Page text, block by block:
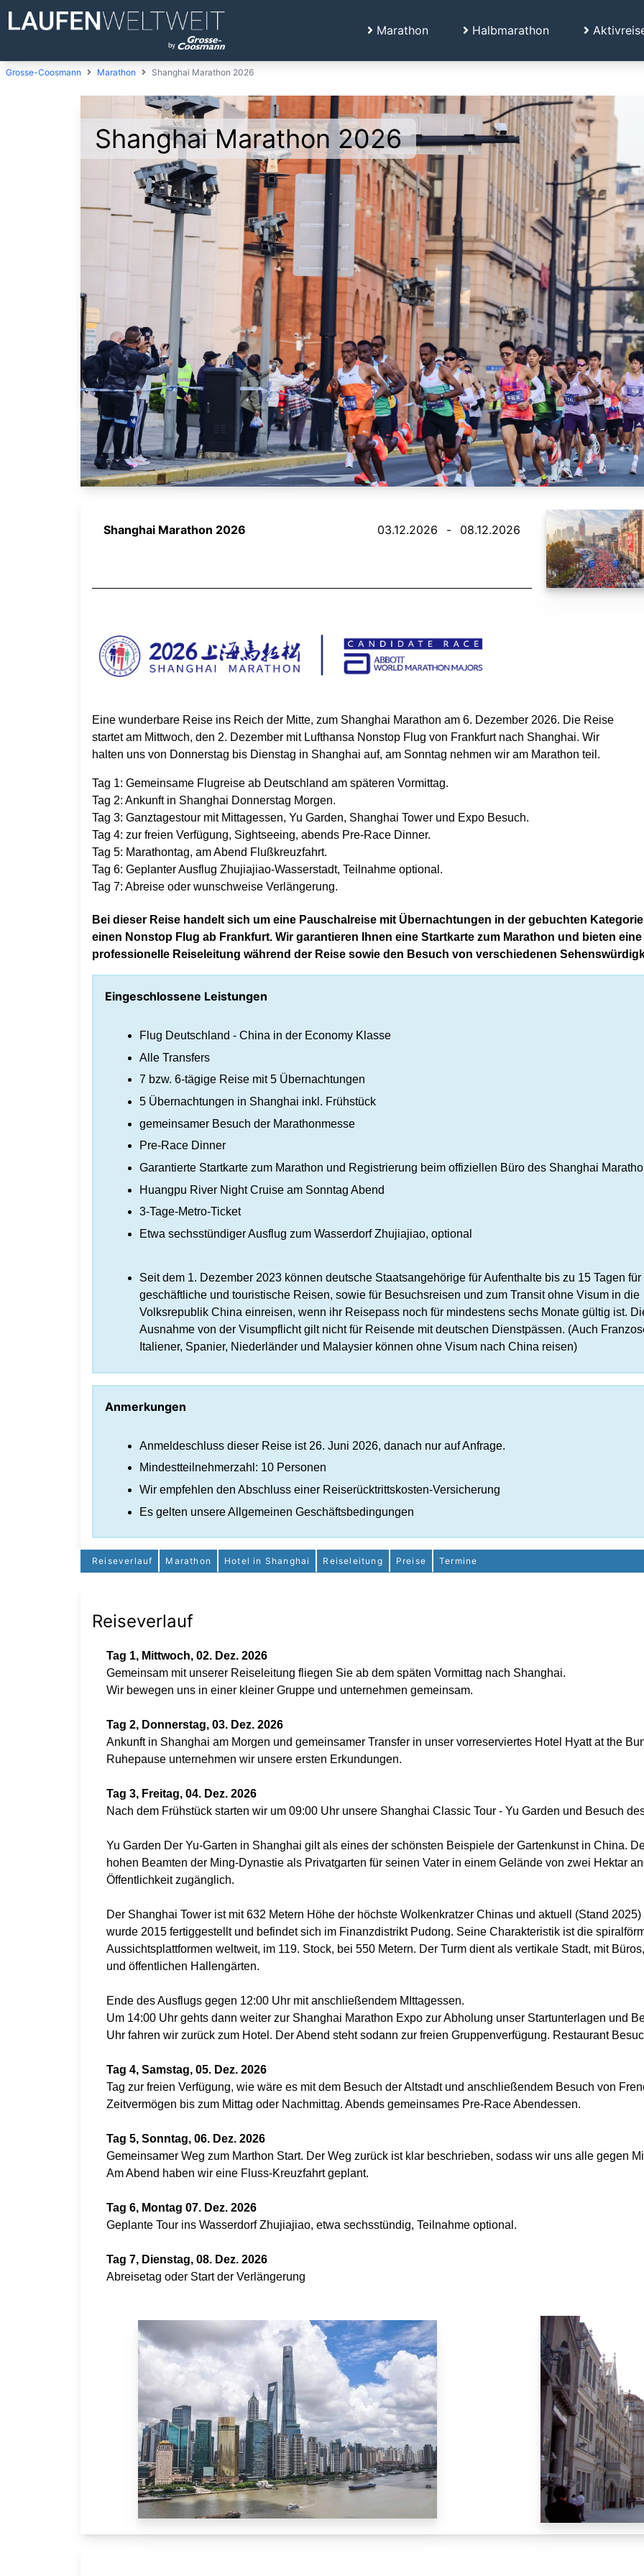
Marathon Halbmarathon
Grosse-Coosmann Marathon Shanghai Marathon 2026
Shanghai Marathon 2026
Shanghai Marathon 2026 03.12.2026 - 08.12.2026
Eine wunderbare Reise ins Reich der Mitte, zum Shanghai Marathon am 6. Dezember 2026. Die Reise
startet am Mittwoch, den 2. Dezember mit Lufthansa Nonstop Flug von Frankfurt nach Shanghai. Wir
halten uns von Donnerstag bis Dienstag in Shanghai auf, am Sonntag nehmen wir am Marathon teil.
Tag 1: Gemeinsame Flugreise ab Deutschland am späteren Vormittag.
Tag 2: Ankunft in Shanghai Donnerstag Morgen.
Tag 3: Ganztagestour mit Mittagessen, Yu Garden, Shanghai Tower und Expo Besuch.
Tag 4: zur freien Verfügung, Sightseeing, abends Pre-Race Dinner.
Tag 5: Marathontag, am Abend Flußkreuzfahrt.
Tag 6: Geplanter Ausflug Zhujiajiao-Wasserstadt, Teilnahme optional.
Tag 7: Abreise oder wunschweise Verlängerung.
Bei dieser Reise handelt sich um eine Pauschalreise mit Übernachtungen in der gebuchten
einen Nonstop Flug ab Frankfurt. Wir garantieren Ihnen eine Startkarte zum Marathon und bieten eine
professionelle Reiseleitung während der Reise sowie den Besuch von verschiedenen
Eingeschlossene Leistungen
Flug Deutschland - China in der Economy Klasse
Alle Transfers
7 bzw. 6-tägige Reise mit 5 Übernachtungen
5 Übernachtungen in Shanghai inkl. Frühstück
gemeinsamer Besuch der Marathonmesse
Pre-Race Dinner
Garantierte Startkarte zum Marathon und Registrierung beim offiziellen Büro des Shanghai
Huangpu River Night Cruise am Sonntag Abend
3-Tage-Metro-Ticket
Etwa sechsstündiger Ausflug zum Wasserdorf Zhujiajiao, optional
Seit dem 1. Dezember 2023 können deutsche Staatsangehörige für Aufenthalte bis zu 15 Tagen für
geschäftliche und touristische Reisen, sowie für Besuchsreisen und zum Transit ohne Visum in die
Volksrepublik China einreisen, wenn ihr Reisepass noch für mindestens sechs Monate gültig ist.
Ausnahme von der Visumpflicht gilt nicht für Reisende mit deutschen Dienstpässen. (Auch
Italiener, Spanier, Niederländer und Malaysier können ohne Visum nach China reisen)
Anmerkungen
Anmeldeschluss dieser Reise ist 26. Juni 2026, danach nur auf Anfrage.
Mindestteilnehmerzahl: 10 Personen
Wir empfehlen den Abschluss einer Reiserücktrittskosten-Versicherung
Es gelten unsere Allgemeinen Geschäftsbedingungen
Reiseverlauf Marathon Hotel in Shanghai Reiseleitung Preise Termine
Reiseverlauf
Tag 1, Mittwoch, 02. Dez. 2026
Gemeinsam mit unserer Reiseleitung fliegen Sie ab dem späten Vormittag nach Shanghai.
Wir bewegen uns in einer kleiner Gruppe und unternehmen gemeinsam.
Tag 2, Donnerstag, 03. Dez. 2026
Ankunft in Shanghai am Morgen und gemeinsamer Transfer in unser vorreserviertes Hotel Hyatt at the
Ruhepause unternehmen wir unsere ersten Erkundungen.
Tag 3, Freitag, 04. Dez. 2026
Nach dem Frühstück starten wir um 09:00 Uhr unsere Shanghai Classic Tour - Yu Garden und Besuch
Yu Garden Der Yu-Garten in Shanghai gilt als eines der schönsten Beispiele der Gartenkunst in China.
hohen Beamten der Ming-Dynastie als Privatgarten für seinen Vater in einem Gelände von zwei Hektar
Öffentlichkeit zugänglich.
Der Shanghai Tower ist mit 632 Metern Höhe der höchste Wolkenkratzer Chinas und aktuell (Stand
wurde 2015 fertiggestellt und befindet sich im Finanzdistrikt Pudong. Seine Charakteristik ist die
Aussichtsplattformen weltweit, im 119. Stock, bei 550 Metern. Der Turm dient als vertikale Stadt, mit
und öffentlichen Hallengärten.
Ende des Ausflugs gegen 12:00 Uhr mit anschließendem MIttagessen.
Um 14:00 Uhr gehts dann weiter zur Shanghai Marathon Expo zur Abholung unser Startunterlagen und
Uhr fahren wir zurück zum Hotel. Der Abend steht sodann zur freien Gruppenverfügung. Restaurant
Tag 4, Samstag, 05. Dez. 2026
Tag zur freien Verfügung, wie wäre es mit dem Besuch der Altstadt und anschließendem Besuch von
Zeitvermögen bis zum Mittag oder Nachmittag. Abends gemeinsames Pre-Race Abendessen.
Tag 5, Sonntag, 06. Dez. 2026
Gemeinsamer Weg zum Marthon Start. Der Weg zurück ist klar beschrieben, sodass wir uns alle gegen
Am Abend haben wir eine Fluss-Kreuzfahrt geplant.
Tag 6, Montag 07. Dez. 2026
Geplante Tour ins Wasserdorf Zhujiajiao, etwa sechsstündig, Teilnahme optional.
Tag 7, Dienstag, 08. Dez. 2026
Abreisetag oder Start der Verlängerung